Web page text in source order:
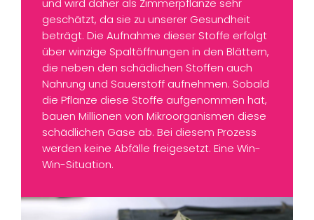
und wird daher als Zimmerpflanze sehr
geschätzt, da sie zu unserer Gesundheit
beträgt. Die Aufnahme dieser Stoffe erfolgt
über winzige Spaltöffnungen in den Blättern,
die neben den schädlichen Stoffen auch
Nahrung und Sauerstoff aufnehmen. Sobald
die Pflanze diese Stoffe aufgenommen hat,
bauen Millionen von Mikroorganismen diese
schädlichen Gase ab. Bei diesem Prozess
werden keine Abfälle freigesetzt. Eine Win-
Win-Situation.